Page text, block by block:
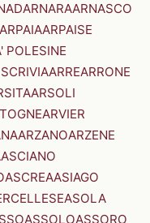
ARNARAARNASCO
ARPAIAARPAISE
POLESINE
ARREARRONE
ARSOLI
ARVIER
ARZANOARZENE
ASCIANO
ASCREAASIAGO
ASOLA
ASSOLOASSORO